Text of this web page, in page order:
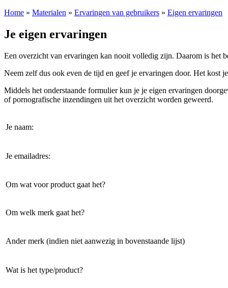
Home » Materialen » Ervaringen van gebruikers » Eigen ervaringen
Je eigen ervaringen
Een overzicht van ervaringen kan nooit volledig zijn. Daarom is het
Neem zelf dus ook even de tijd en geef je ervaringen door. Het kost
Middels het onderstaande formulier kun je je eigen ervaringen
of pornografische inzendingen uit het overzicht worden geweerd.
Je naam:
Je emailadres:
Om wat voor product gaat het?
Om welk merk gaat het?
Ander merk (indien niet aanwezig in bovenstaande lijst)
Wat is het type/product?